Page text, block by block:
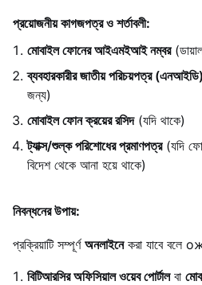
প্রয়োজনীয় কাগজপত্র ও শর্তাবলী:
মোবাইল ফোনের আইএমইআই নম্বর
ব্যবহারকারীর জাতীয় পরিচয়পত্র (এনআইডি)
জন্য)
মোবাইল ফোন ক্রয়ের রসিদ(যদি থাকে)
ট্যাক্স/শুল্ক পরিশোধের প্রমাণপত্র(যদি
বিদেশ থেকে আনা হয়ে থাকে)
নিবন্ধনের উপায়:
প্রক্রিয়াটি সম্পূর্ণ অনলাইনেকরা যাবে বলে
বিটিআরসির অফিসিয়াল ওয়েব পোর্টালবা